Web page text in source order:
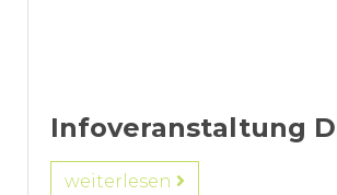
Infoveranstaltung
weiterlesen